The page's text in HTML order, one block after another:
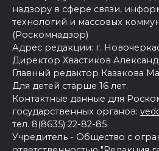
надзору в сфере связи,
технологий и массовых
(Роскомнадзор)
Адрес редакции: г.
Директор Хвастиков
Главный редактор Казакова
Для детей старше 16 лет.
Контактные данные для
государственных органов:
тел. 8(8635) 22-82-85
Учредитель - Общество с